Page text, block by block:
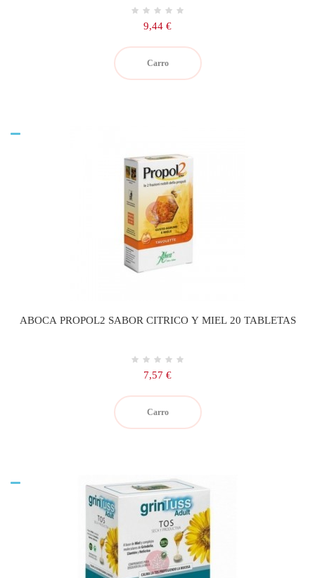
Precio
9,44 €
Carro
ABOCA PROPOL2 SABOR CITRICO Y MIEL 20 TABLETAS
Precio
7,57 €
Carro